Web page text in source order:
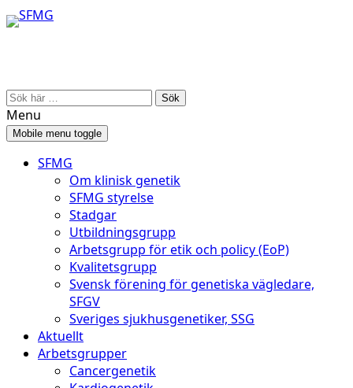
Skip
to
Skip
to
Search
for:
Menu
Mobile menu toggle
SFMG
Om klinisk genetik
SFMG styrelse
Stadgar
Utbildningsgrupp
Arbetsgrupp för etik och policy (EoP)
Kvalitetsgrupp
Svensk förening för genetiska vägledare,
SFGV
Sveriges sjukhusgenetiker, SSG
Aktuellt
Arbetsgrupper
Cancergenetik